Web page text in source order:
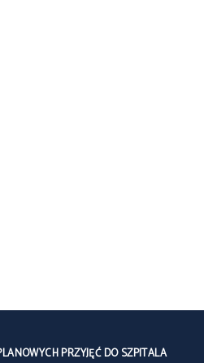
PRZYJĘĆ DO SZPITALA